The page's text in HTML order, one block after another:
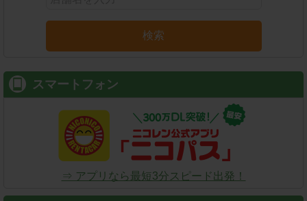
検索
スマートフォン
⇒ アプリなら最短3分スピード出発！